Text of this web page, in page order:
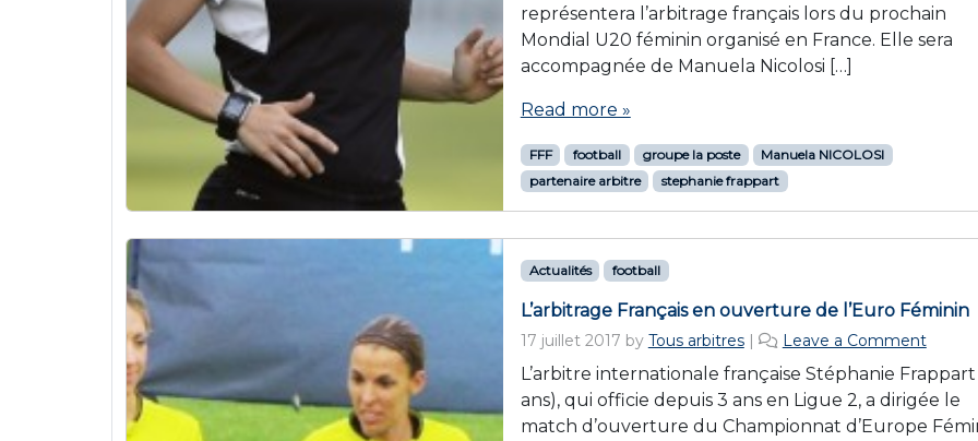
représentera l’arbitrage français lors du prochain
Mondial U20 féminin organisé en France. Elle sera
accompagnée de Manuela Nicolosi […]
Read more »
FFF football groupe la poste
Manuela NICOLOSI
partenaire arbitre
stephanie frappart
Actualités football
L’arbitrage Français en ouverture de l’Euro Féminin
17 juillet 2017 by Tous arbitres | Leave a Comment
L’arbitre internationale française Stéphanie Frappart
ans), qui officie depuis 3 ans en Ligue 2, a dirigée le
match d’ouverture du Championnat d’Europe